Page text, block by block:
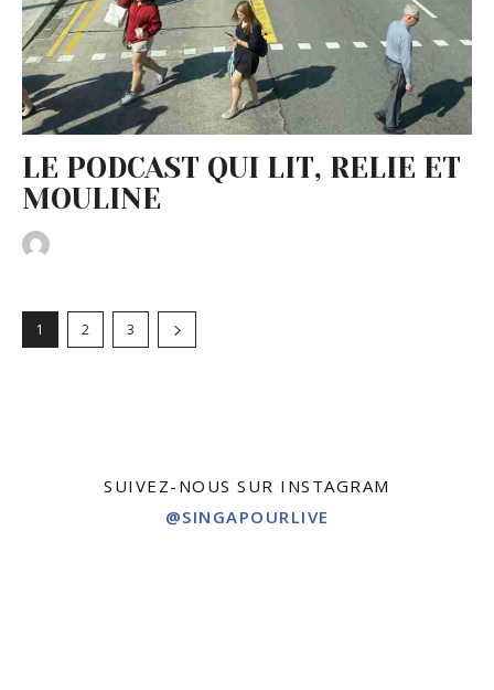
LE PODCAST QUI LIT, RELIE ET
MOULINE
1 2 3
SUIVEZ-NOUS SUR INSTAGRAM
@SINGAPOURLIVE